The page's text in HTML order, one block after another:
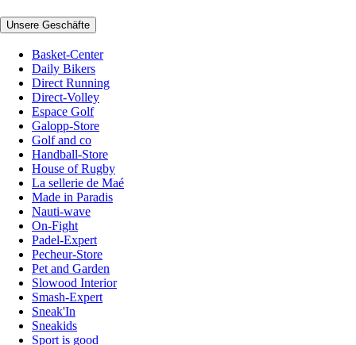
Unsere Geschäfte
Basket-Center
Daily Bikers
Direct Running
Direct-Volley
Espace Golf
Galopp-Store
Golf and co
Handball-Store
House of Rugby
La sellerie de Maé
Made in Paradis
Nauti-wave
On-Fight
Padel-Expert
Pecheur-Store
Pet and Garden
Slowood Interior
Smash-Expert
Sneak'In
Sneakids
Sport is good